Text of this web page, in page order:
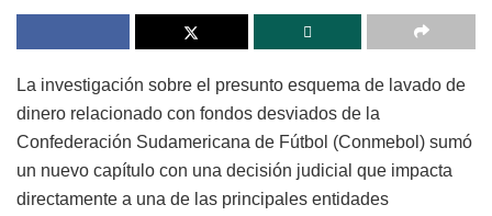
La investigación sobre el presunto esquema de lavado de
dinero relacionado con fondos desviados de la
Confederación Sudamericana de Fútbol (Conmebol) sumó
un nuevo capítulo con una decisión judicial que impacta
directamente a una de las principales entidades